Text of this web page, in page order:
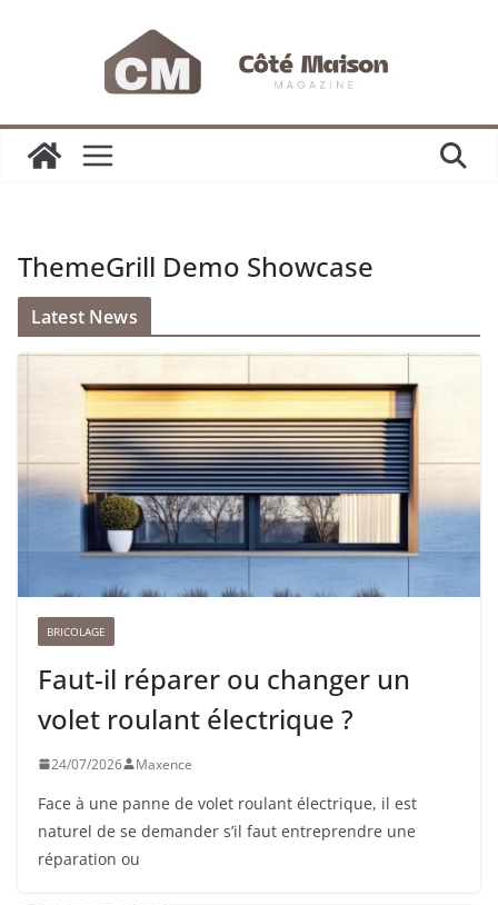
ThemeGrill Demo Showcase
Latest News
BRICOLAGE
Faut-il réparer ou changer un
volet roulant électrique ?
24/07/2026 Maxence
Face à une panne de volet roulant électrique, il est
naturel de se demander s’il faut entreprendre une
réparation ou